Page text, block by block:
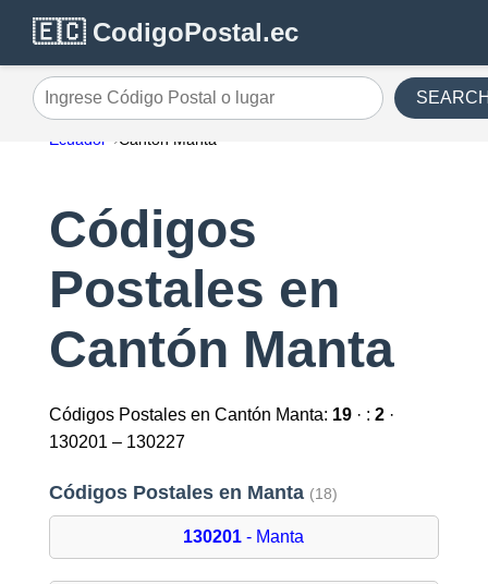
🇪🇨 CodigoPostal.ec
Ingrese Código Postal o lugar
Ecuador Cantón Manta
Códigos
Postales en
Cantón Manta
Códigos Postales en Cantón Manta: 19· : 2·
130201 – 130227
Códigos Postales en Manta (18)
130201 - Manta